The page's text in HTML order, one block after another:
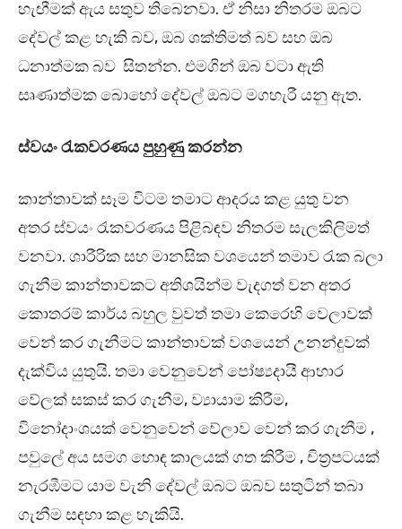
හැඟීමක් ඇය සතුව තිබෙනවා. ඒ නිසා නිතරම ඔබට
දේවල් කළ හැකි බව, ඔබ ශක්තිමත් බව සහ ඔබ
ධනාත්මක බව සිතන්න. එමගින් ඔබ වටා ඇති
සෘණාත්මක බොහෝ දේවල් ඔබට මගහැරී යනු ඇත.
ස්වයං රැකවරණය පුහුණු කරන්න
කාන්තාවක් සෑම විටම තමාට ආදරය කළ යුතු වන
අතර ස්වයං රැකවරණය පිළිබඳව නිතරම සැලකිලිමත්
වනවා. ශාරීරික සහ මානසික වශයෙන් තමාව රැක බලා
ගැනීම කාන්තාවකට අතිශයින්ම වැදගත් වන අතර
කොතරම් කාර්ය බහුල වුවත් තමා කෙරෙහි වෙලාවක්
වෙන් කර ගැනීමට කාන්තාවක් වශයෙන් උනන්දුවක්
දැක්විය යුතුයි. තමා වෙනුවෙන් පෝෂ්‍යදායී ආහාර
වේලක් සකස් කර ගැනීම, ව්‍යායාම කිරීම,
විනෝදාංශයක් වෙනුවෙන් වේලාව වෙන් කර ගැනීම ,
පවුලේ අය සමග හොඳ කාලයක් ගත කිරීම , චිත්‍රපටයක්
නැරඹීමට යාම වැනි දේවල් ඔබට ඔබව සතුටින් තබා
ගැනීම සඳහා කළ හැකියි.